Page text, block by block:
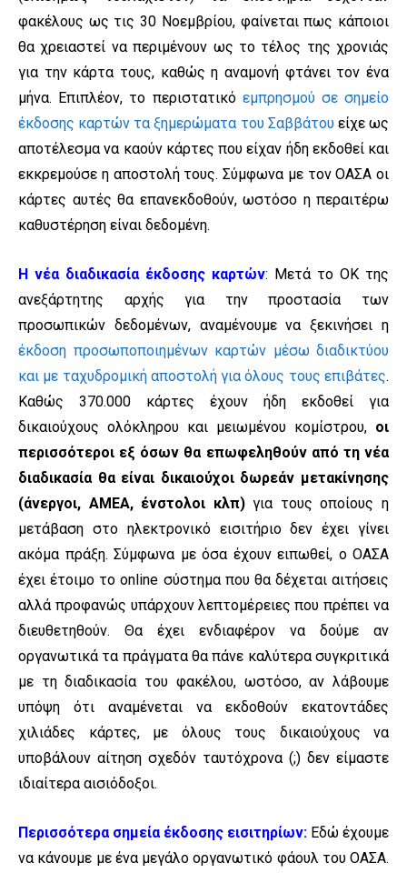
φακέλους ως τις 30 Νοεμβρίου, φαίνεται πως κάποιοι
θα χρειαστεί να περιμένουν ως το τέλος της χρονιάς
για την κάρτα τους, καθώς η αναμονή φτάνει τον ένα
μήνα. Επιπλέον, το περιστατικό εμπρησμού σε σημείο
έκδοσης καρτών τα ξημερώματα του Σαββάτου είχε ως
αποτέλεσμα να καούν κάρτες που είχαν ήδη εκδοθεί και
εκκρεμούσε η αποστολή τους. Σύμφωνα με τον ΟΑΣΑ οι
κάρτες αυτές θα επανεκδοθούν, ωστόσο η περαιτέρω
καθυστέρηση είναι δεδομένη.
Η νέα διαδικασία έκδοσης καρτών: Μετά το ΟΚ της
ανεξάρτητης αρχής για την προστασία των
προσωπικών δεδομένων, αναμένουμε να ξεκινήσει η
έκδοση προσωποποιημένων καρτών μέσω διαδικτύου
και με ταχυδρομική αποστολή για όλους τους επιβάτες.
Καθώς 370.000 κάρτες έχουν ήδη εκδοθεί για
δικαιούχους ολόκληρου και μειωμένου κομίστρου, οι
περισσότεροι εξ όσων θα επωφεληθούν από τη νέα
διαδικασία θα είναι δικαιούχοι δωρεάν μετακίνησης
(άνεργοι, ΑΜΕΑ, ένστολοι κλπ)για τους οποίους η
μετάβαση στο ηλεκτρονικό εισιτήριο δεν έχει γίνει
ακόμα πράξη. Σύμφωνα με όσα έχουν ειπωθεί, ο ΟΑΣΑ
έχει έτοιμο το online σύστημα που θα δέχεται αιτήσεις
αλλά προφανώς υπάρχουν λεπτομέρειες που πρέπει να
διευθετηθούν. Θα έχει ενδιαφέρον να δούμε αν
οργανωτικά τα πράγματα θα πάνε καλύτερα συγκριτικά
με τη διαδικασία του φακέλου, ωστόσο, αν λάβουμε
υπόψη ότι αναμένεται να εκδοθούν εκατοντάδες
χιλιάδες κάρτες, με όλους τους δικαιούχους να
υποβάλουν αίτηση σχεδόν ταυτόχρονα (;) δεν είμαστε
ιδιαίτερα αισιόδοξοι.
Περισσότερα σημεία έκδοσης εισιτηρίων: Εδώ έχουμε
να κάνουμε με ένα μεγάλο οργανωτικό φάουλ του ΟΑΣΑ.